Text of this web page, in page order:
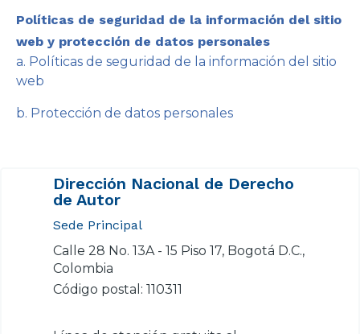
Políticas de seguridad de la información del sitio
web y protección de datos personales
a. Políticas de seguridad de la información del sitio
web
b. Protección de datos personales
Dirección Nacional de Derecho
de Autor
Sede Principal
Calle 28 No. 13A - 15 Piso 17, Bogotá D.C.,
Colombia
Código postal: 110311